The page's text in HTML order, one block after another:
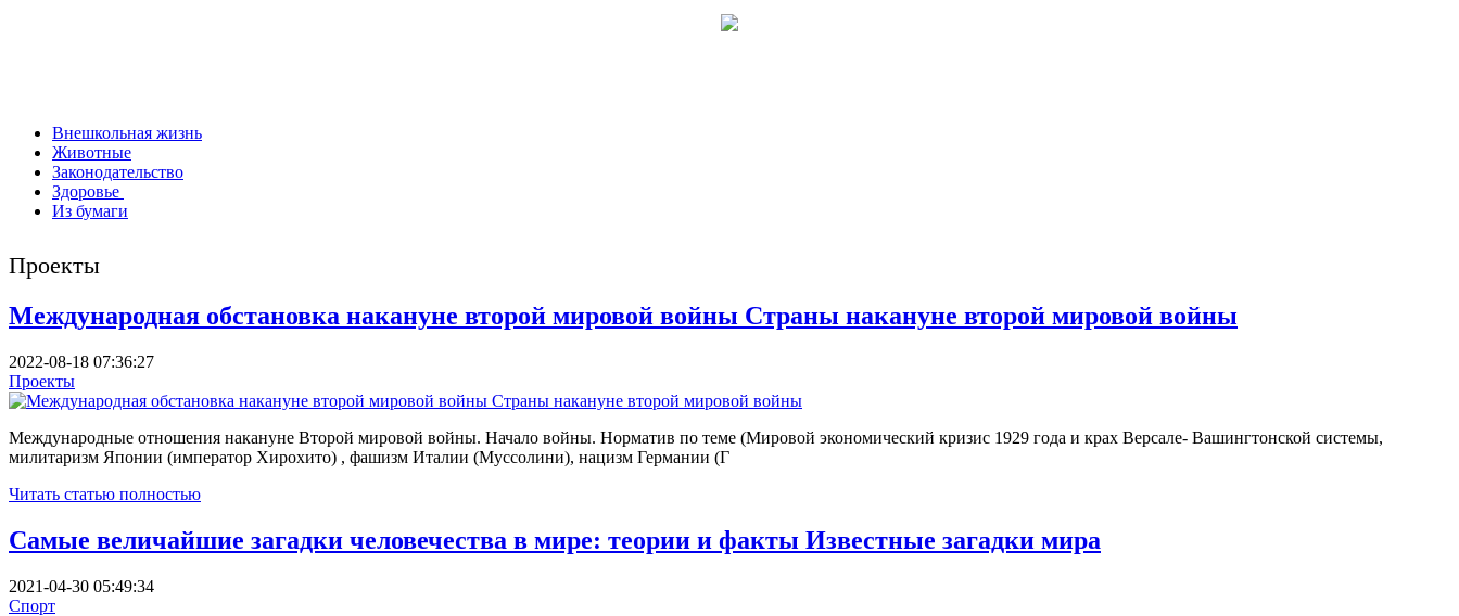
Внешкольная жизнь
Животные
Законодательство
Здоровье
Из бумаги
Проекты
Международная обстановка накануне второй мировой войны Страны накануне второй мировой войны
2022-08-18 07:36:27
Проекты
Международные отношения накануне Второй мировой войны. Начало войны. Норматив по теме (Мировой экономический кризис 1929 года и крах Версале- Вашингтонской системы,
милитаризм Японии (император Хирохито) , фашизм Италии (Муссолини), нацизм Германии (Г
Читать статью полностью
Самые величайшие загадки человечества в мире: теории и факты Известные загадки мира
2021-04-30 05:49:34
Спорт